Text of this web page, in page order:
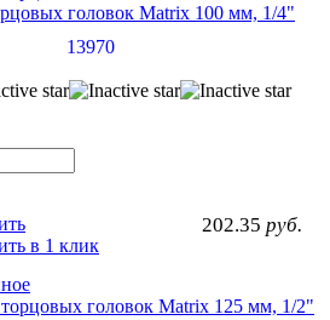
головок Matrix 100 мм, 1/4"
13970
202.35 руб.
в 1 клик